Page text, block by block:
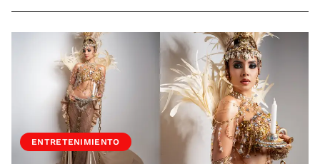
ENTRETENIMIENTO